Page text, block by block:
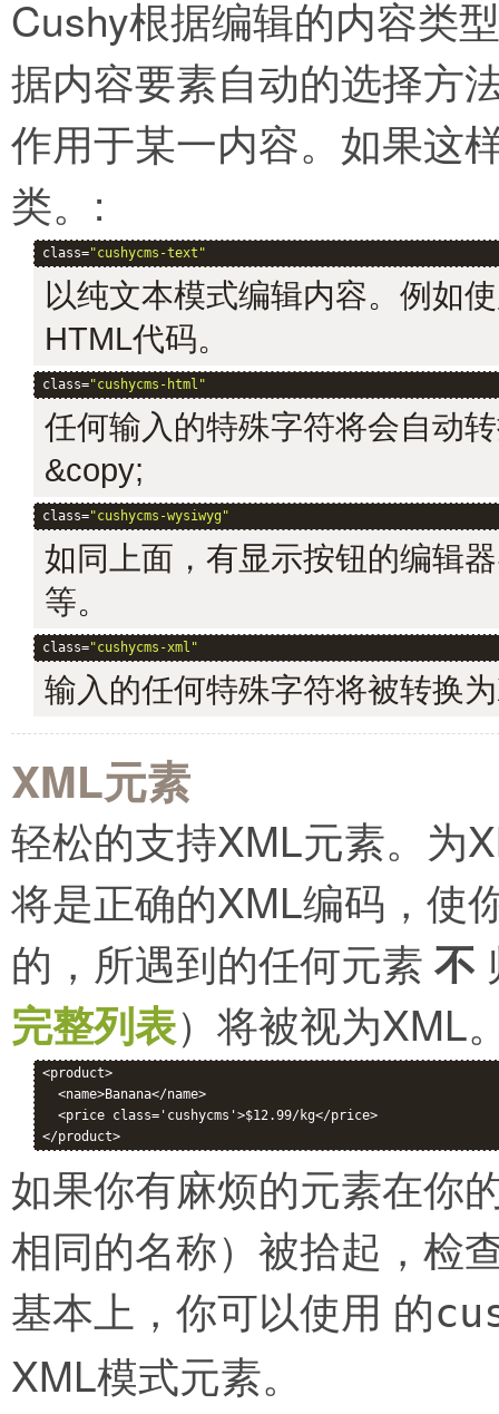
Cushy根据编辑的内容类
据内容要素自动的选择方
作用于某一内容。如果这
类。:
class="cushycms-text"
以纯文本模式编辑内容。例如
HTML代码。
class="cushycms-html"
任何输入的特殊字符将会自动
&copy;
class="cushycms-wysiwyg"
如同上面，有显示按钮的编辑
等。
class="cushycms-xml"
输入的任何特殊字符将被转换
XML元素
轻松的支持XML元素。为
将是正确的XML编码，使
的，所遇到的任何元素 不
完整列表）将被视为XML
<product>
  <name>Banana</name>
  <price class='cushycms'>$12.99/kg</price>
如果你有麻烦的元素在你
相同的名称）被拾起，检
基本上，你可以使用 的
XML模式元素。